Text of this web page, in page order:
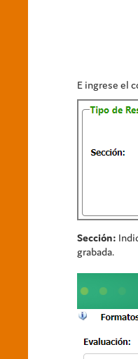
E ingrese el
Sección:
grabada.